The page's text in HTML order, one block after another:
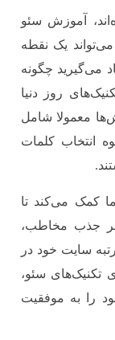
آموزش سئو
یک نقطه
می‌گیرید چگونه
روز دنیا
معمولا شامل
انتخاب کلمات
کمک می‌کند تا
بر جذب مخاطب،
سایت خود در
تکنیک‌های سئو،
را به موفقیت